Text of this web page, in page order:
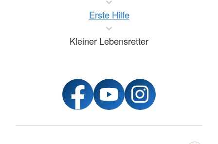
Erste Hilfe
Kleiner Lebensretter